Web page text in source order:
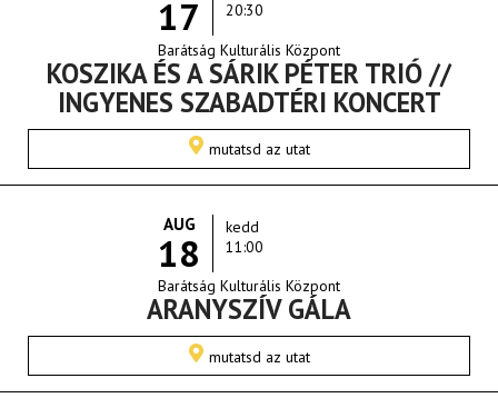
17
20:30
Barátság Kulturális Központ
KOSZIKA ÉS A SÁRIK PÉTER TRIÓ //
INGYENES SZABADTÉRI KONCERT
mutatsd az utat
AUG
18
kedd
11:00
Barátság Kulturális Központ
ARANYSZÍV GÁLA
mutatsd az utat